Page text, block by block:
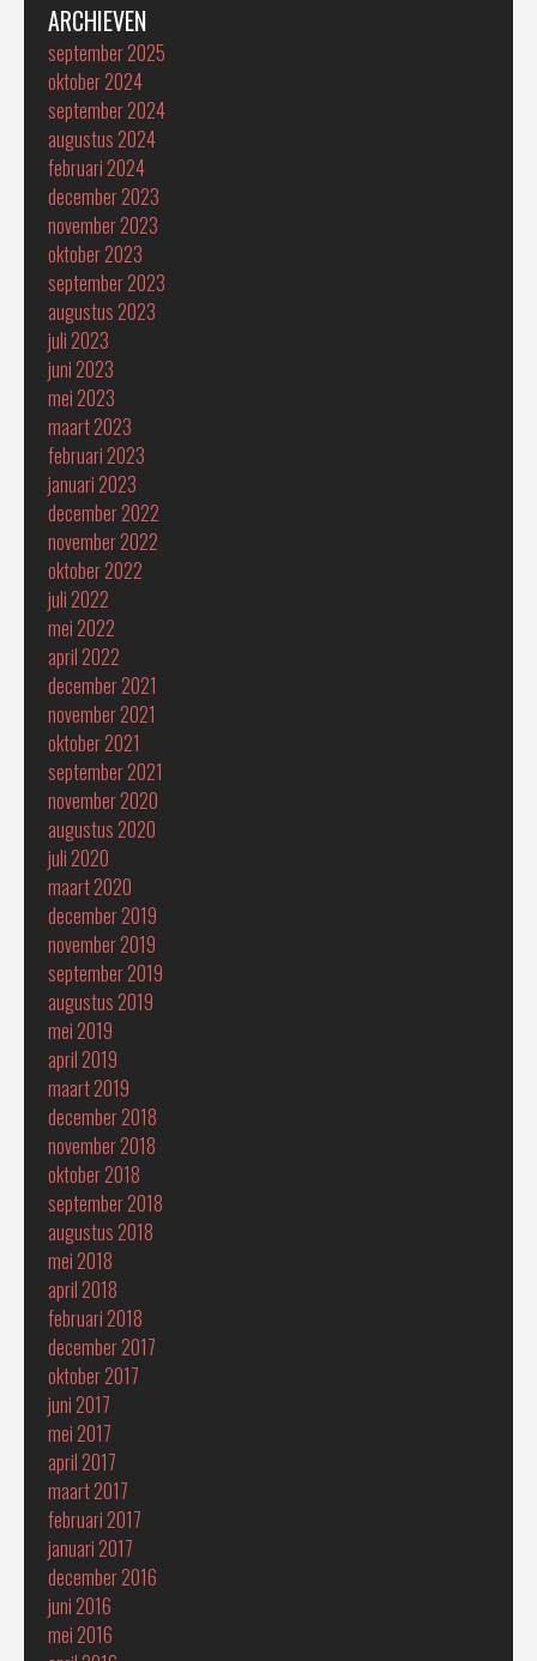
ARCHIEVEN
september 2025
oktober 2024
september 2024
augustus 2024
februari 2024
december 2023
november 2023
oktober 2023
september 2023
augustus 2023
juli 2023
juni 2023
mei 2023
maart 2023
februari 2023
januari 2023
december 2022
november 2022
oktober 2022
juli 2022
mei 2022
april 2022
december 2021
november 2021
oktober 2021
september 2021
november 2020
augustus 2020
juli 2020
maart 2020
december 2019
november 2019
september 2019
augustus 2019
mei 2019
april 2019
maart 2019
december 2018
november 2018
oktober 2018
september 2018
augustus 2018
mei 2018
april 2018
februari 2018
december 2017
oktober 2017
juni 2017
mei 2017
april 2017
maart 2017
februari 2017
januari 2017
december 2016
juni 2016
mei 2016